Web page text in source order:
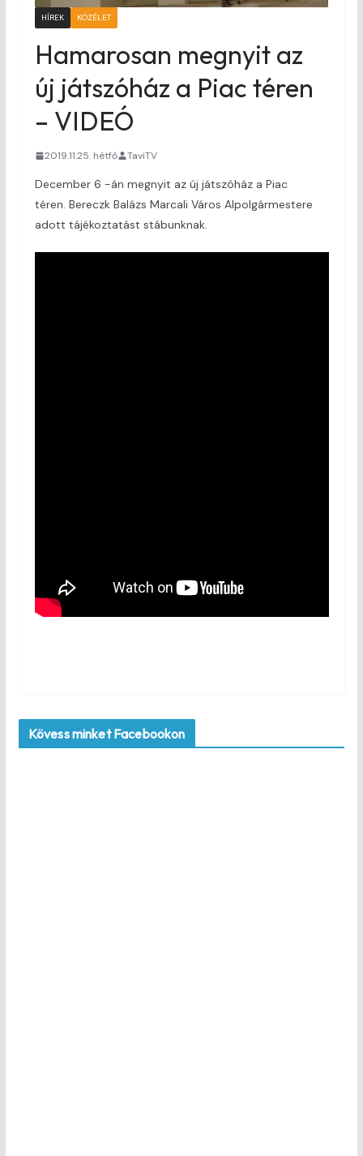
HÍREK KÖZÉLET
Hamarosan megnyit az
új játszóház a Piac téren
– VIDEÓ
2019.11.25. hétfő TaviTV
December 6 -án megnyit az új játszóház a Piac
téren. Bereczk Balázs Marcali Város Alpolgármestere
adott tájékoztatást stábunknak.
Kövess minket Facebookon